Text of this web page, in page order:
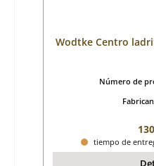
Wodtke Centro
Número de
tiempo de